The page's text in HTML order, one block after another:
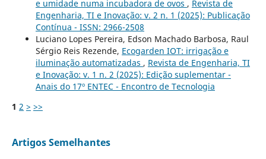
e umidade numa incubadora de ovos , Revista de
Engenharia, TI e Inovação: v. 2 n. 1 (2025): Publicação
Contínua - ISSN: 2966-2508
Luciano Lopes Pereira, Edson Machado Barbosa, Raul
Sérgio Reis Rezende, Ecogarden IOT: irrigação e
iluminação automatizadas , Revista de Engenharia, TI
e Inovação: v. 1 n. 2 (2025): Edição suplementar -
Anais do 17º ENTEC - Encontro de Tecnologia
1 2 > >>
Artigos Semelhantes